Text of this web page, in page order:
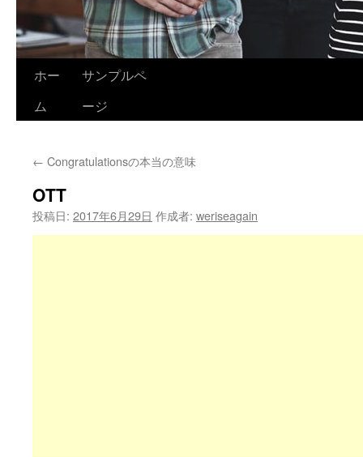
ホー
ム
サンプルペ
ージ
← Congratulationsの本当の意味
OTT
投稿日: 2017年6月29日 作成者: weriseagain